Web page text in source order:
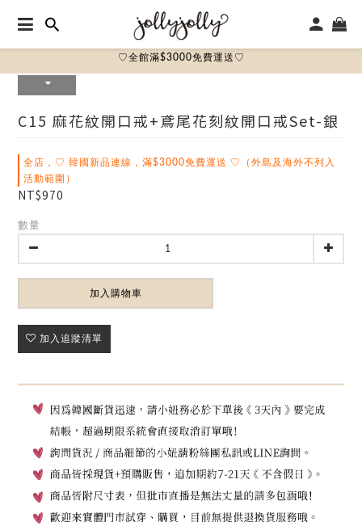
♡全館滿$3000免費運送♡
C15 麻花紋開口戒+鳶尾花刻紋開口戒set-銀
全店，♡ 韓國新品連線，滿$3000免費運送 ♡（外島及海外不列入
活動範圍）
NT$970
數量
加入購物車
加入追蹤清單